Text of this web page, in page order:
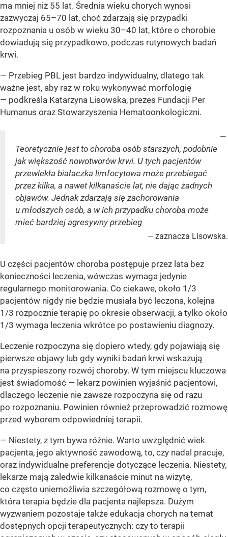
ma mniej niż 55 lat. Średnia wieku chorych wynosi
zazwyczaj 65–70 lat, choć zdarzają się przypadki
rozpoznania u osób w wieku 30–40 lat, które o chorobie
dowiadują się przypadkowo, podczas rutynowych badań
krwi.
— Przebieg PBL jest bardzo indywidualny, dlatego tak
ważne jest, aby raz w roku wykonywać morfologię
— podkreśla Katarzyna Lisowska, prezes Fundacji Per
Humanus oraz Stowarzyszenia Hematoonkologiczni.
—
Teoretycznie jest to choroba osób starszych, podobnie
jak większość nowotworów krwi. U tych pacjentów
przewlekła białaczka limfocytowa może przebiegać
przez kilka, a nawet kilkanaście lat, nie dając żadnych
objawów. Jednak zdarzają się zachorowania
u młodszych osób, a w ich przypadku choroba może
mieć bardziej agresywny przebieg
— zaznacza Lisowska.
U części pacjentów choroba postępuje przez lata bez
konieczności leczenia, wówczas wymaga jedynie
regularnego monitorowania. Co ciekawe, około 1/3
pacjentów nigdy nie będzie musiała być leczona, kolejna
1/3 rozpocznie terapię po okresie obserwacji, a tylko około
1/3 wymaga leczenia wkrótce po postawieniu diagnozy.
Leczenie rozpoczyna się dopiero wtedy, gdy pojawiają się
pierwsze objawy lub gdy wyniki badań krwi wskazują
na przyspieszony rozwój choroby. W tym miejscu kluczowa
jest świadomość — lekarz powinien wyjaśnić pacjentowi,
dlaczego leczenie nie zawsze rozpoczyna się od razu
po rozpoznaniu. Powinien również przeprowadzić rozmowę
przed wyborem odpowiedniej terapii.
— Niestety, z tym bywa różnie. Warto uwzględnić wiek
pacjenta, jego aktywność zawodową, to, czy nadal pracuje,
oraz indywidualne preferencje dotyczące leczenia. Niestety,
lekarze mają zaledwie kilkanaście minut na wizytę,
co często uniemożliwia szczegółową rozmowę o tym,
która terapia będzie dla pacjenta najlepsza. Dużym
wyzwaniem pozostaje także edukacja chorych na temat
dostępnych opcji terapeutycznych: czy to terapii